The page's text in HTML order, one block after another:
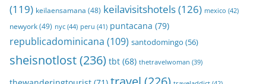
(119) keilaensamana (48) keilavisitshotels(126) mexico (42)
newyork(49) nyc (44) peru (41) puntacana (79)
republicadominicana (109) santodomingo (56)
sheisnotlost(236) tbt (68) thetravelwoman (39)